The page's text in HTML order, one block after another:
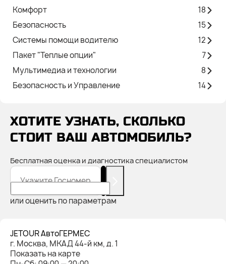
Комфорт
18
Безопасность
15
Системы помощи водителю
12
Пакет "Теплые опции"
7
Мультимедиа и технологии
8
Безопасность и Управление
14
ХОТИТЕ УЗНАТЬ, СКОЛЬКО
СТОИТ ВАШ АВТОМОБИЛЬ?
Бесплатная оценка и диагностика специалистом
Укажите Госномер
или оценить по параметрам
JETOUR АвтоГЕРМЕС
г. Москва, МКАД 44-й км, д. 1
Показать на карте